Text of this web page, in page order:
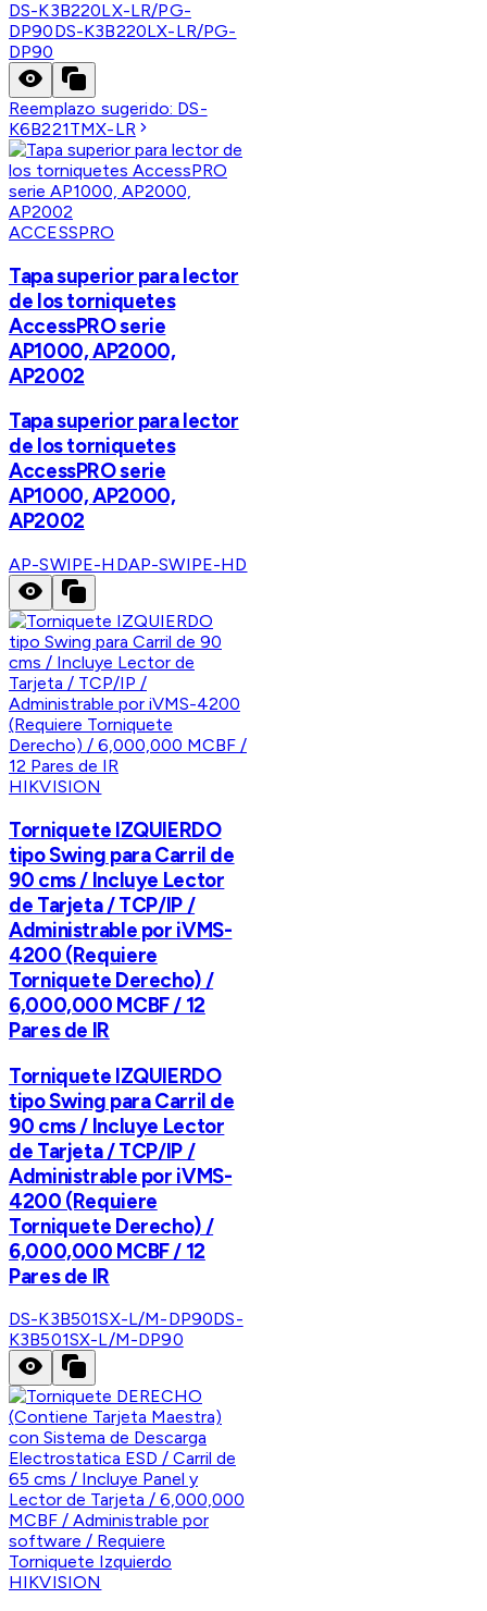
DS-K3B220LX-LR/PG-
DP90DS-K3B220LX-LR/PG-
DP90
Reemplazo sugerido: DS-
K6B221TMX-LR
ACCESSPRO
Tapa superior para lector
de los torniquetes
AccessPRO serie
AP1000, AP2000,
AP2002
Tapa superior para lector
de los torniquetes
AccessPRO serie
AP1000, AP2000,
AP2002
AP-SWIPE-HDAP-SWIPE-HD
HIKVISION
Torniquete IZQUIERDO
tipo Swing para Carril de
90 cms / Incluye Lector
de Tarjeta / TCP/IP /
Administrable por iVMS-
4200 (Requiere
Torniquete Derecho) /
6,000,000 MCBF / 12
Pares de IR
Torniquete IZQUIERDO
tipo Swing para Carril de
90 cms / Incluye Lector
de Tarjeta / TCP/IP /
Administrable por iVMS-
4200 (Requiere
Torniquete Derecho) /
6,000,000 MCBF / 12
Pares de IR
DS-K3B501SX-L/M-DP90DS-
K3B501SX-L/M-DP90
HIKVISION